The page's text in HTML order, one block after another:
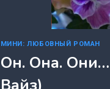
МИНИ: ЛЮБОВНЫЙ РОМАН
Он. Она.